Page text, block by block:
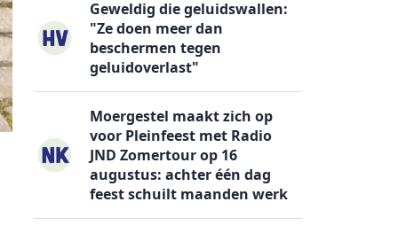
Geweldig die geluidswallen:
"Ze doen meer dan
beschermen tegen
geluidoverlast"
Moergestel maakt zich op
voor Pleinfeest met Radio
JND Zomertour op 16
augustus: achter één dag
feest schuilt maanden werk